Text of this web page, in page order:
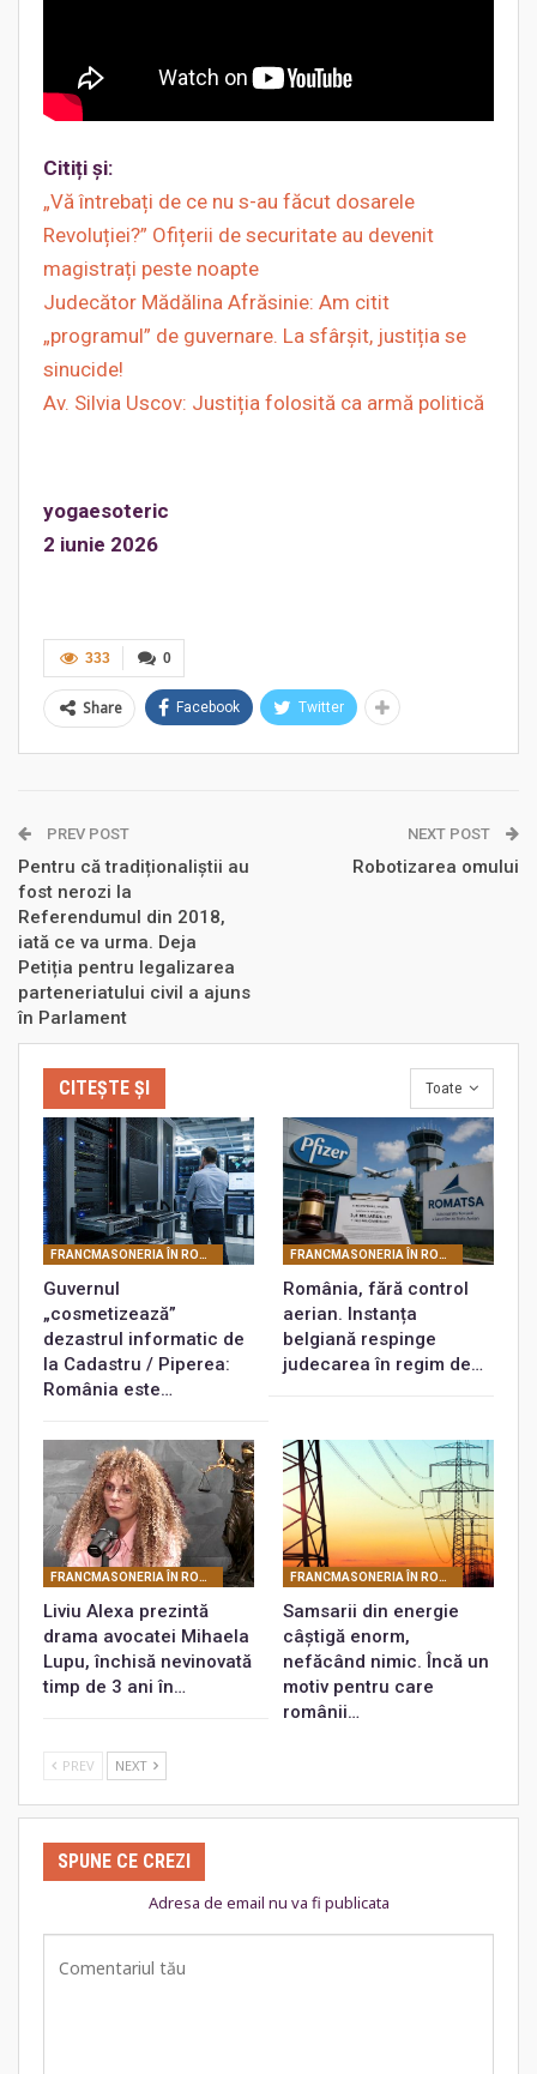
Citiți și:
„Vă întrebați de ce nu s-au făcut dosarele
Revoluției?” Ofițerii de securitate au devenit
magistrați peste noapte
Judecător Mădălina Afrăsinie: Am citit
„programul” de guvernare. La sfârșit, justiția se
sinucide!
Av. Silvia Uscov: Justiția folosită ca armă politică
yogaesoteric
2 iunie 2026
0
333
Share Facebook Twitter
PREV POST
Pentru că tradiționaliștii au
fost nerozi la
Referendumul din 2018,
iată ce va urma. Deja
Petiția pentru legalizarea
parteneriatului civil a ajuns
în Parlament
NEXT POST
Robotizarea omului
Toate
CITEȘTE ȘI
FRANCMASONERIA ÎN ROMÂNIA
Guvernul
„cosmetizează”
dezastrul informatic de
la Cadastru / Piperea:
România este…
FRANCMASONERIA ÎN ROMÂNIA
România, fără control
aerian. Instanța
belgiană respinge
judecarea în regim de…
FRANCMASONERIA ÎN ROMÂNIA
Liviu Alexa prezintă
drama avocatei Mihaela
Lupu, închisă nevinovată
timp de 3 ani în…
FRANCMASONERIA ÎN ROMÂNIA
Samsarii din energie
câștigă enorm,
nefăcând nimic. Încă un
motiv pentru care
românii…
PREV NEXT
SPUNE CE CREZI
Adresa de email nu va fi publicata